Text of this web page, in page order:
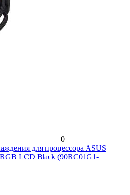
0
для процессора ASUS
LCD Black (90RC01G1-